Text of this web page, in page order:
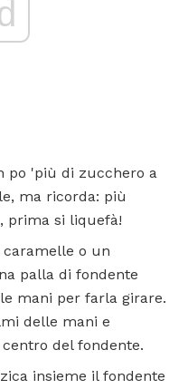
po 'più di zucchero a
ma ricorda: più
prima si liquefà!
o un
palla di fondente
mani per farla girare.
delle mani e
del fondente.
insieme il fondente